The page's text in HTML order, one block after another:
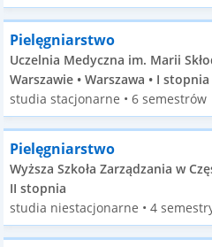
Pielęgniarstwo
Uczelnia Medyczna im. Marii
Warszawie • Warszawa • I stopnia
studia stacjonarne • 6 semestrów
Pielęgniarstwo
Wyższa Szkoła Zarządzania w
II stopnia
studia niestacjonarne • 4